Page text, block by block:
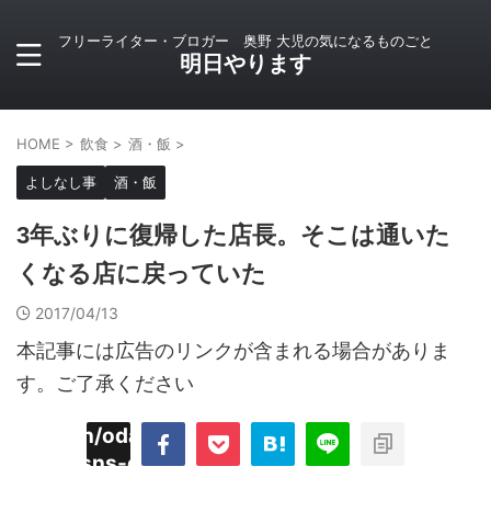
フリーライター・ブロガー 奥野 大児の気になるものごと
明日やります
HOME > 飲食 > 酒・飯 >
よしなし事 酒・飯
3年ぶりに復帰した店長。そこは通いた
くなる店に戻っていた
2017/04/13
本記事には広告のリンクが含まれる場合がありま
す。ご了承ください
odaiji.com/public_html/blog/wp-
sns-count-cache/sns-count-